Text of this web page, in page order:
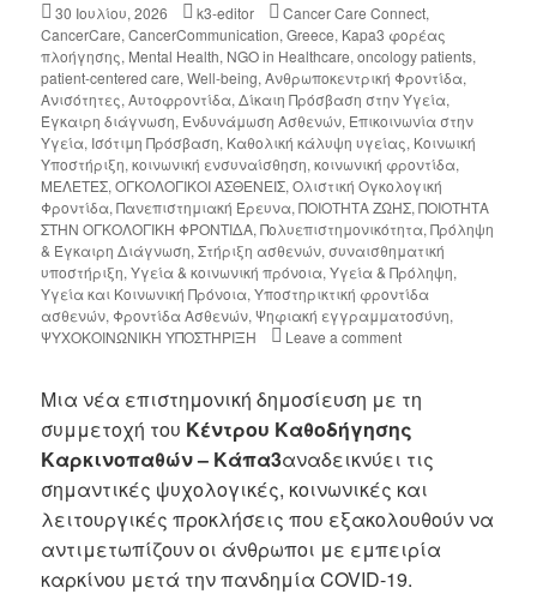
30 Ιουλίου, 2026 k3-editor Cancer Care Connect,
CancerCare,CancerCommunication,Greece, Kapa3 φορέας
πλοήγησης, Mental Health, NGO in Healthcare,oncology patients,
patient-centered care,Well-being,Ανθρωποκεντρική Φροντίδα,
Ανισότητες,Αυτοφροντίδα,Δίκαιη Πρόσβαση στην Υγεία,
Έγκαιρη διάγνωση, Ενδυνάμωση Ασθενών, Επικοινωνία στην
Υγεία, Ισότιμη Πρόσβαση, Καθολική κάλυψη υγείας, Κοινωική
Υποστήριξη,κοινωνική ενσυναίσθηση,κοινωνική φροντίδα,
ΜΕΛΕΤΕΣ,ΟΓΚΟΛΟΓΙΚΟΙ ΑΣΘΕΝΕΙΣ,Ολιστική Ογκολογική
Φροντίδα,Πανεπιστημιακή Έρευνα,ΠΟΙΟΤΗΤΑ ΖΩΗΣ,ΠΟΙΟΤΗΤΑ
ΣΤΗΝ ΟΓΚΟΛΟΓΙΚΗ ΦΡΟΝΤΙΔΑ,Πολυεπιστημονικότητα,Πρόληψη
& Έγκαιρη Διάγνωση,Στήριξη ασθενών,συναισθηματική
υποστήριξη,Υγεία & κοινωνική πρόνοια,Υγεία & Πρόληψη,
Υγεία και Κοινωνική Πρόνοια,Υποστηρικτική φροντίδα
ασθενών, Φροντίδα Ασθενών,Ψηφιακή εγγραμματοσύνη,
ΨΥΧΟΚΟΙΝΩΝΙΚΗ ΥΠΟΣΤΗΡΙΞΗ
Leave a comment
Μια νέα επιστημονική δημοσίευση με τη
συμμετοχή του Κέντρου Καθοδήγησης
Καρκινοπαθών – Κάπα3αναδεικνύει τις
σημαντικές ψυχολογικές, κοινωνικές και
λειτουργικές προκλήσεις που εξακολουθούν να
αντιμετωπίζουν οι άνθρωποι με εμπειρία
καρκίνου μετά την πανδημία COVID-19.